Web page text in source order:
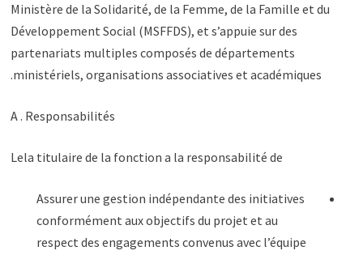
Ministère de la Solidarité, de la Femme, de la Famille et du
Développement Social (MSFFDS), et s’appuie sur des
partenariats multiples composés de départements
ministériels, organisations associatives et académiques.
A . Responsabilités
Lela titulaire de la fonction a la responsabilité de
Assurer une gestion indépendante des initiatives
conformément aux objectifs du projet et au
respect des engagements convenus avec l’équipe